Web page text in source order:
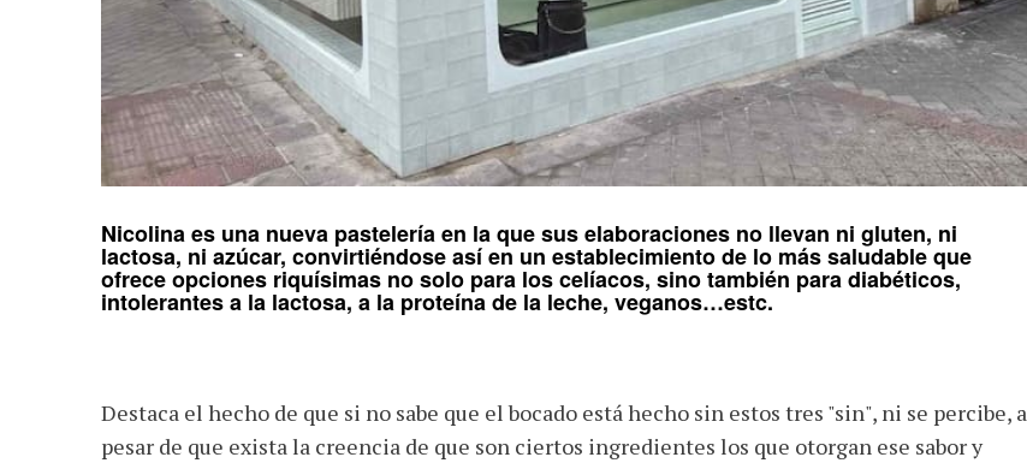
Nicolinaes una nueva pastelería en la que sus elaboraciones no llevan ni gluten, ni
lactosa, ni azúcar, convirtiéndose así en un establecimiento de lo más saludable que
ofrece opciones riquísimas no solo para loscelíacos, sino también para diabéticos,
intolerantes a la lactosa, a la proteína de la leche, veganos…estc.
Destaca el hecho de que si no sabe que el bocado está hecho sin estos tres "sin", ni se percibe, a
pesar de que exista la creencia de que son ciertos ingredientes los que otorgan ese sabor y